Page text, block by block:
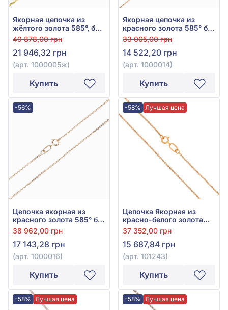
Якорная цепочка из
жёлтого золота 585°, без
вставки, арт. 1000005ж
49 878,00 грн
21 946,32 грн
(арт. 1000005ж)
Купить
Якорная цепочка из
красного золота 585° без
вставки, арт. 1000014
33 005,00 грн
14 522,20 грн
(арт. 1000014)
Купить
-56%
Цепочка якорная из
красного золота 585° без
вставки, арт. 1000016
38 962,00 грн
17 143,28 грн
(арт. 1000016)
Купить
-58% Лучшая цена
Цепочка Якорная из
красно-белого золота
585°, арт. 101243
37 352,00 грн
15 687,84 грн
(арт. 101243)
Купить
-58% Лучшая цена -58% Лучшая цена